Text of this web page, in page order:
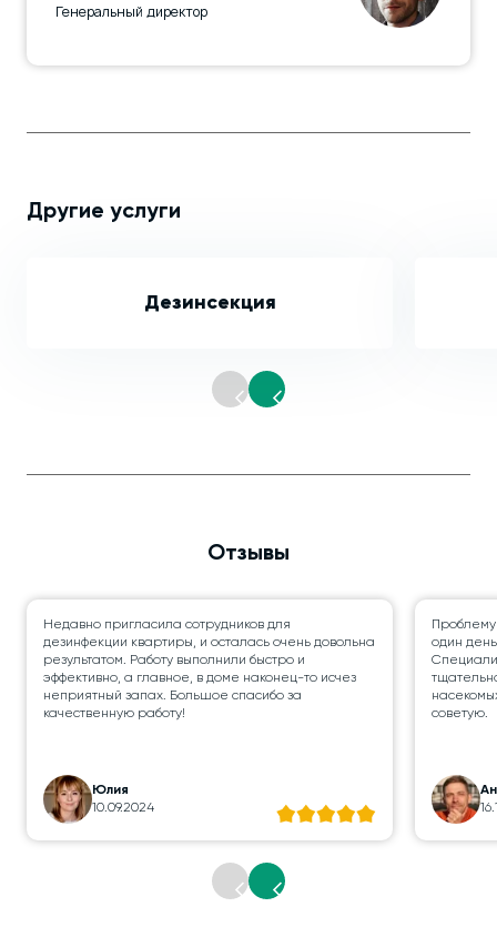
Генеральный директор
Другие услуги
Дезинсекция
Отзывы
Недавно пригласила сотрудников для
дезинфекции квартиры, и осталась очень довольна
результатом. Работу выполнили быстро и
эффективно, а главное, в доме наконец-то исчез
неприятный запах. Большое спасибо за
качественную работу!
Юлия
10.09.2024
один
советую.